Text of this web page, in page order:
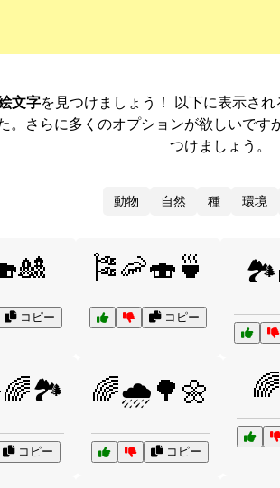
文字を見つけましょう！ 以下に表示さ
さらに多くのオプションが欲しいで
つけましょう。
動物 自然 種 環境
コピー
🎏🦐🍣🍵
コピー
コピー
🌈🌧️🌳🌼
コピー